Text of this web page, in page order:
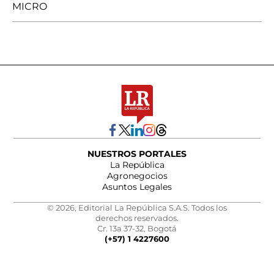
MICRO
NUESTROS PORTALES
La República
Agronegocios
Asuntos Legales
© 2026, Editorial La República S.A.S. Todos los
derechos reservados.
Cr. 13a 37-32, Bogotá
(+57) 1 4227600